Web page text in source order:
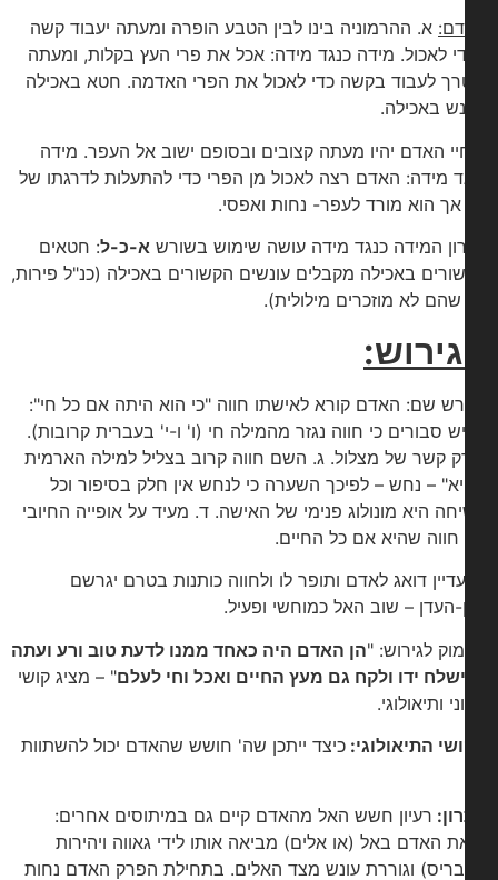
א. ההרמוניה בינו לבין הטבע הופרה ומעתה יעבוד קשה
לאכול. מידה כנגד מידה: אכל את פרי העץ בקלות, ומעתה
לעבוד בקשה כדי לאכול את הפרי האדמה. חטא באכילה
באכילה.
האדם יהיו מעתה קצובים ובסופם ישוב אל העפר. מידה
מידה: האדם רצה לאכול מן הפרי כדי להתעלות לדרגתו של
הוא מורד לעפר- נחות ואפסי.
המידה כנגד מידה עושה שימוש בשורשא-כ-ל: חטאים
באכילה מקבלים עונשים הקשורים באכילה (כנ"ל פירות,
לא מוזכרים מילולית).
שם: האדם קורא לאישתו חווה "כי הוא היתה אם כל חי":
סבורים כי חווה נגזר מהמילה חי (ו' ו-י' בעברית קרובות).
קשר של מצלול. ג. השם חווה קרוב בצליל למילה הארמית
– נחש – לפיכך השערה כי לנחש אין חלק בסיפור וכל
היא מונולוג פנימי של האישה. ד. מעיד על אופייה החיובי
שהיא אם כל החיים.
דואג לאדם ותופר לו ולחווה כותנות בטרם יגרשם
העדן – שוב האל כמוחשי ופעיל.
לגירוש: "הן האדם היה כאחד ממנו לדעת טוב ורע ועתה
ידו ולקח גם מעץ החיים ואכל וחי לעלם" – מציג קושי
ותיאולוגי.
התיאולוגי:כיצד ייתכן שה' חושש שהאדם יכול להשתוות
רעיון חשש האל מהאדם קיים גם במיתוסים אחרים:
האדם באל (או אלים) מביאה אותו לידי גאווה ויהירות
וגוררת עונש מצד האלים. בתחילת הפרק האדם נחות